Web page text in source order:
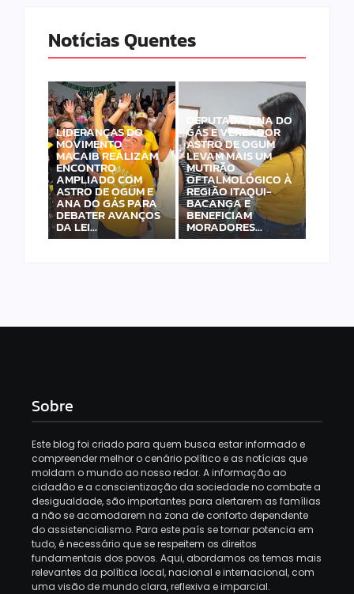
Notícias Quentes
LIDERANÇAS DO
MOVIMENTO
MACAIB REALIZAM
ENCONTRO
AMPLIADO COM
ASTRO DE OGUM E
ANA DO GÁS PARA
DEBATER AVANÇOS
DA LEI…
DEPUTADA ANA DO
GÁS E VEREADOR
ASTRO DE OGUM
LEVAM MAIS UM
MUTIRÃO
OFTALMOLÓGICO À
REGIÃO ITAQUI-
BACANGA E
BENEFICIAM
MORADORES…
Sobre
Este blog foi criado para quem busca estar informado e
compreender melhor o cenário político e as notícias que
moldam o mundo ao nosso redor. A informação ao
cidadão e a conscientização da sociedade no combate a
desigualdade, são importantes para alertarem as famílias
a não se acomodarem na zona de conforto dependente
do assistencialismo. Para este país se tornar potencia em
tudo, é necessário que se respeitem os direitos
fundamentais dos povos. Aqui, abordamos os temas mais
relevantes da política local, nacional e internacional, com
uma visão de mundo clara, reflexiva e imparcial.